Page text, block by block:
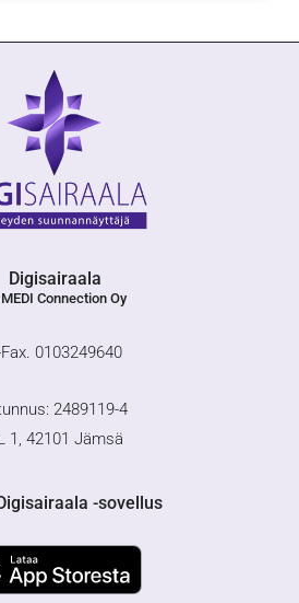
Digisairaala
MEDI Connection Oy
0103249640
2489119-4
1, 42101 Jämsä
-sovellus